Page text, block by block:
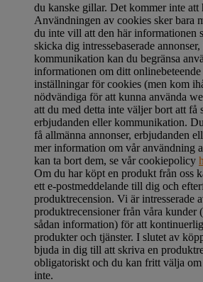
du kanske gillar. Det kommer inte att
Användningen av cookies sker bara
du inte vill att den här informationen
skicka dig intressebaserade
kommunikation kan du begränsa
informationen om ditt
inställningar för cookies (men kom
nödvändiga för att kunna använda
att du med detta inte väljer bort att få
erbjudanden eller kommunikation.
få allmänna annonser, erbjudanden
mer information om vår användning
kan ta bort dem, se vår cookiepolicy
Om du har köpt en produkt från oss
ett e-postmeddelande till dig och
produktrecension. Vi är intresserade
produktrecensioner från våra kunder
sådan information) för att
produkter och tjänster. I slutet av
bjuda in dig till att skriva en
obligatoriskt och du kan fritt välja
inte.